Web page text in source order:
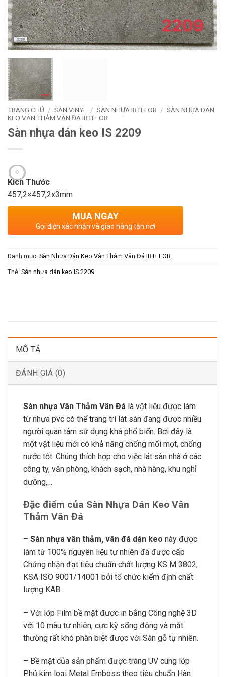
TRANG CHỦ / SÀN VINYL / SÀN NHỰA IBTFLOR / SÀN NHỰA DÁN
KEO VÂN THẢM VÂN ĐÁ IBTFLOR
Sàn nhựa dán keo IS 2209
Kích Thước
457,2×457,2x3mm
MUA NGAY
Gọi điện xác nhận và giao hàng tận nơi
Danh mục: Sàn Nhựa Dán Keo Vân Thảm Vân Đá IBTFLOR
Thẻ: Sàn nhựa dán keo IS 2209
MÔ TẢ
ĐÁNH GIÁ (0)
Sàn nhựa Vân Thảm Vân Đá là vật liệu được làm
từ nhựa pvc có thể trang trí lát sàn đang được nhiều
người quan tâm sử dụng khá phổ biến. Bởi đây là
một vật liệu mới có khả năng chống mối mọt, chống
nước tốt. Chúng thích hợp cho việc lát sàn nhà ở các
công ty, văn phòng, khách sạch, nhà hàng, khu nghỉ
dưỡng,…
Đặc điểm của Sàn Nhựa Dán Keo Vân
Thảm Vân Đá
– Sàn nhựa vân thảm, vân đá dán keo này được
làm từ 100% nguyên liệu tự nhiên đã được cấp
Chứng nhận đạt tiêu chuẩn chất lượng KS M 3802,
KSA ISO 9001/14001 bởi tổ chức kiểm định chất
lượng KAB.
– Với lớp Film bề mặt được in bằng Công nghệ 3D
với 10 màu tự nhiên, cực kỳ sống động và mắt
thường rất khó phân biệt được với Sàn gỗ tự nhiên.
– Bề mặt của sản phẩm được tráng UV cùng lớp
Phủ kim loại Metal Emboss theo tiêu chuẩn Hàn